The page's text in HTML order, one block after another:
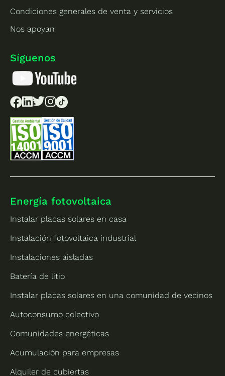
Condiciones generales de venta y servicios
Nos apoyan
Síguenos
Energía fotovoltaica
Instalar placas solares en casa
Instalación fotovoltaica industrial
Instalaciones aisladas
Batería de litio
Instalar placas solares en una comunidad de vecinos
Autoconsumo colectivo
Comunidades energéticas
Acumulación para empresas
Alquiler de cubiertas